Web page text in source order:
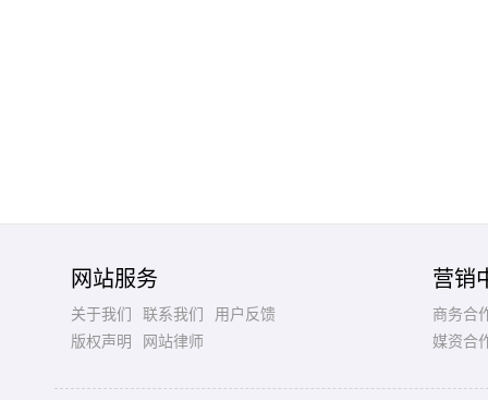
网站服务
关于我们 联系我们
用户反馈
版权声明
网站律师
营销
商务合
媒资合